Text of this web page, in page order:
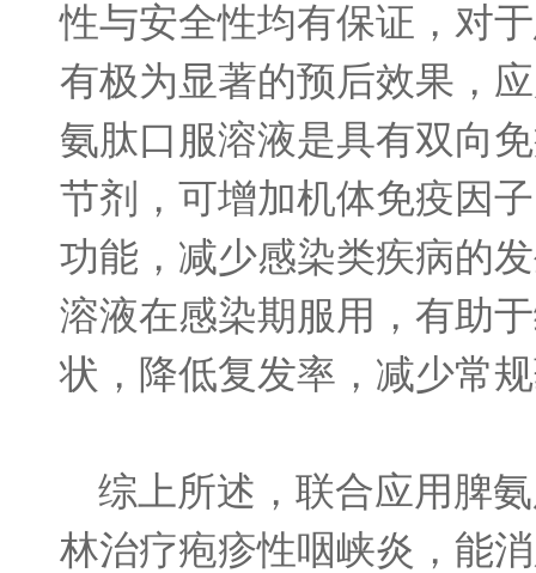
性与安全性均有保证，对
有极为显著的预后效果，
氨肽口服溶液是具有双向
节剂，可增加机体免疫因
功能，减少感染类疾病的
溶液在感染期服用，有助
状，降低复发率，减少常
综上所述，联合应用脾
林治疗疱疹性咽峡炎，能